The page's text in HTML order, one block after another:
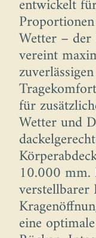
entwickelt
Wetter – der
vereint
für
Wetter und
10.000
verstellbarer
eine